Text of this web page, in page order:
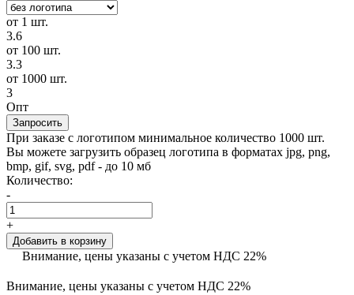
от 1 шт.
3.6
от 100 шт.
3.3
от 1000 шт.
3
Опт
Запросить
При заказе с логотипом минимальное количество 1000 шт.
Вы можете загрузить образец логотипа в форматах jpg, png,
bmp, gif, svg, pdf - до 10 мб
Количество:
-
+
Добавить в корзину
Внимание, цены указаны с учетом НДС 22%
Внимание, цены указаны с учетом НДС 22%